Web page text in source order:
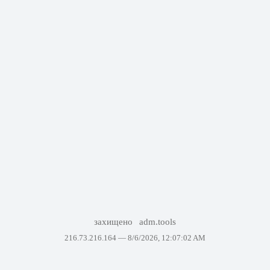
захищено adm.tools
216.73.216.164 — 8/6/2026, 12:07:02 AM